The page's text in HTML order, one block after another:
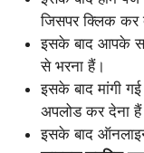
जिसपर क्लिक कर
इसके बाद आपके
से भरना हैं।
इसके बाद मांगी
अपलोड कर देना
इसके बाद